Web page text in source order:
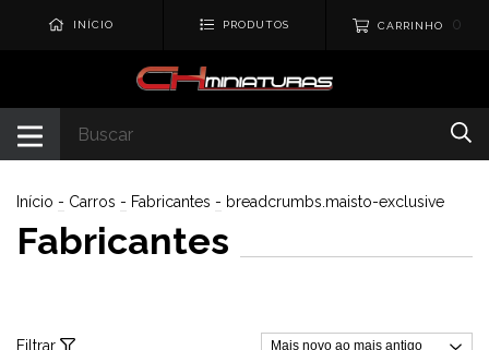
INÍCIO PRODUTOS CARRINHO 0
Início - Carros - Fabricantes - breadcrumbs.maisto-exclusive
Fabricantes
Filtrar